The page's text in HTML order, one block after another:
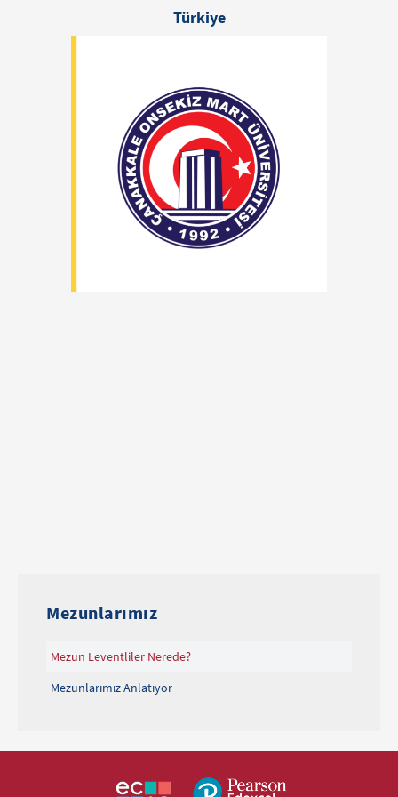
Türkiye
Mezunlarımız
Mezun Leventliler Nerede?
Mezunlarımız Anlatıyor